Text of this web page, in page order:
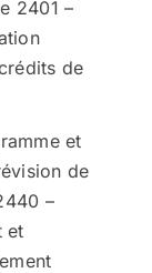
2401 –
de
et
de
–
et